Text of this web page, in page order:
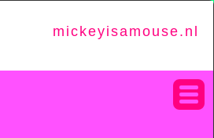
mickeyisamouse.nl